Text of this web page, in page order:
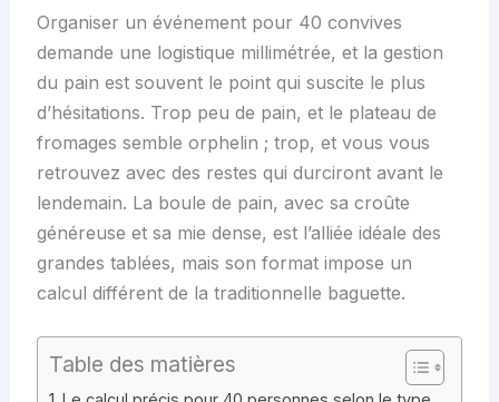
Organiser un événement pour 40 convives
demande une logistique millimétrée, et la gestion
du pain est souvent le point qui suscite le plus
d’hésitations. Trop peu de pain, et le plateau de
fromages semble orphelin ; trop, et vous vous
retrouvez avec des restes qui durciront avant le
lendemain. La boule de pain, avec sa croûte
généreuse et sa mie dense, est l’alliée idéale des
grandes tablées, mais son format impose un
calcul différent de la traditionnelle baguette.
Table des matières